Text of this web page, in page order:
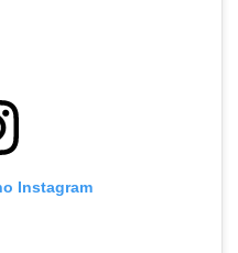
Instagram